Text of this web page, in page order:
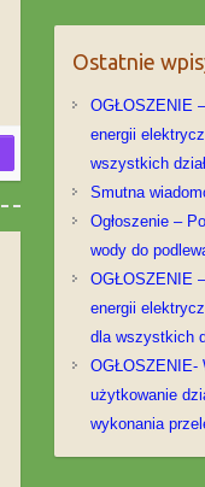
Ostatnie
OGŁOSZENIE
energii
wszystkich
Smutna
Ogłoszenie –
wody do
OGŁOSZENIE
energii
dla wszystkich
OGŁOSZENIE-
użytkowanie
wykonania